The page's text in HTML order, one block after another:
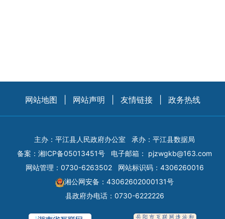
网站地图 网站声明 友情链接 政务热线
主办：平江县人民政府办公室
承办：平江县数据局
备案： 湘ICP备05013451号 电子邮箱： pjzwgkb@163.com
网站管理：0730-6263502
网站标识码：4306260016
湘公网安备：43062602000131号
县政府办电话：0730-6222226